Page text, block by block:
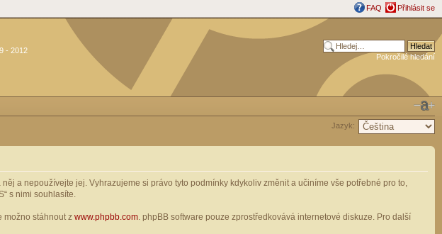
FAQ Přihlásit se
- 2012
Pokročilé hledání
Jazyk:
a nepoužívejte jej. Vyhrazujeme si právo tyto podmínky kdykoliv změnit a učiníme vše potřebné pro to,
s nimi souhlasíte.
možno stáhnout z www.phpbb.com . phpBB software pouze zprostředkovává internetové diskuze. Pro další